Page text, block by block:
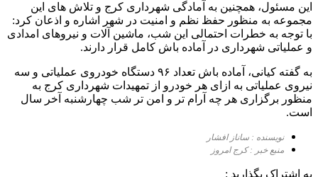
این مسئول، همچنین به آمادگی شهرداری کرج و تلاش های این
مجموعه به منظور حفظ نظم و امنیت در شهر اشاره و اذعان کرد:
با توجه به خطرات احتمالی این شب، ماشین آلات و نیروهای امدادی
و عملیاتی شهرداری در آماده باش کامل قرار دارند.
به گفته کیانی، آماده باش تعداد ۹۶ دستگاه خودروی عملیاتی و سه
نیروی عملیاتی به ازای هر خودرو از تمهیدات شهرداری کرج به
منظور برگزاری هر چه آرام تر و امن تر شب چهارشنبه آخر سال
است.
نویسنده : ساناز افشار
منبع خبر : کرج امروز
به اشتراک بگذارید :